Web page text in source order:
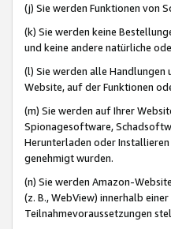
(j) Sie werden Funktionen von
(k) Sie werden keine
und keine andere natürliche
(l) Sie werden alle Handlungen
Website, auf der Funktionen
(m) Sie werden auf Ihrer
Spionagesoftware,
Herunterladen oder
genehmigt wurden.
(n) Sie werden Amazon-
(z. B., WebView) innerhalb
Teilnahmevoraussetzungen